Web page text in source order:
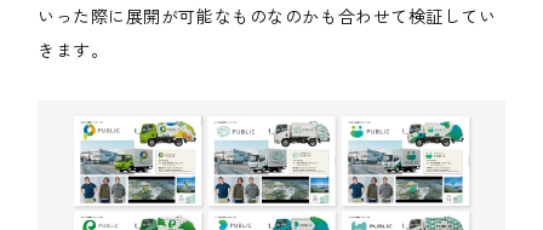
いった際に展開が可能なものなのかも合わせて検証してい
きます。